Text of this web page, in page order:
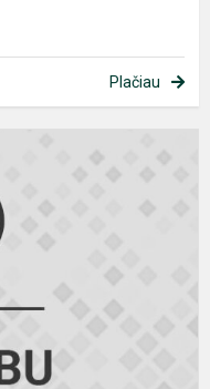
Plačiau